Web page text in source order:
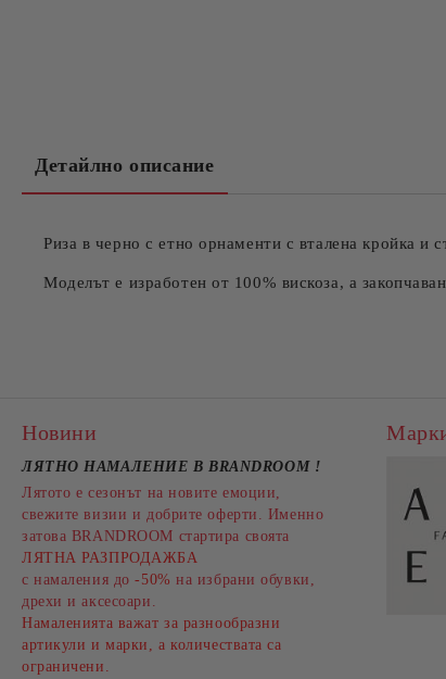
Детайлно описание
Риза в черно с етно орнаменти с вталена кройка и
Моделът е изработен от 100% вискоза, а
Новини
ЛЯТНО НАМАЛЕНИЕ В BRANDROOM !
Лятото е сезонът на новите емоции,
свежите визии и добрите оферти. Именно
затова BRANDROOM стартира своята
ЛЯТНА РАЗПРОДАЖБА
с намаления до -50% на избрани обувки,
дрехи и аксесоари.
Намаленията важат за разнообразни
артикули и марки, а количествата са
ограничени.